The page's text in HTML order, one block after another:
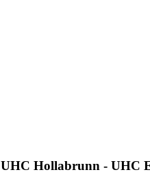
UHC Hollabrunn - UHC